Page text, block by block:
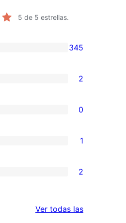
5 de 5 estrellas.
345
2
0
1
2
Ver todas las